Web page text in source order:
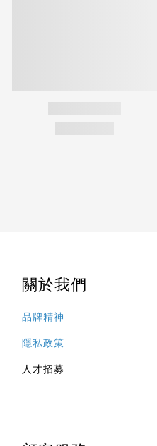
關於我們
品牌精神
隱私政策
人才招募